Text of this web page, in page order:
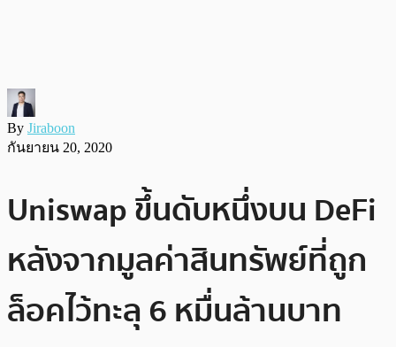
By Jiraboon
กันยายน 20, 2020
Uniswap ขึ้นดับหนึ่งบน DeFi
หลังจากมูลค่าสินทรัพย์ที่ถูก
ล็อคไว้ทะลุ 6 หมื่นล้านบาท